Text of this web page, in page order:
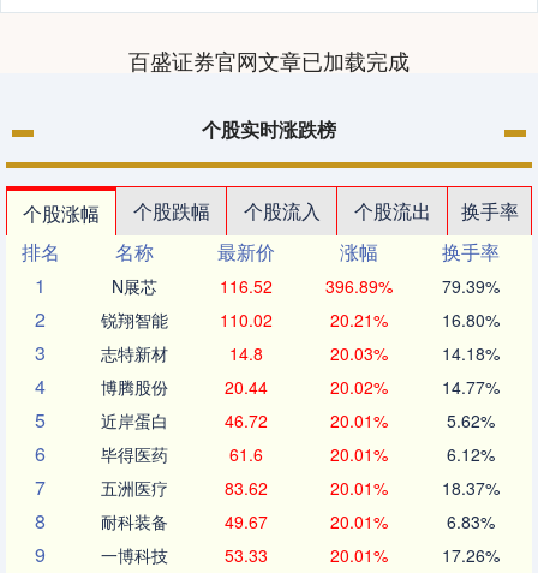
百盛证券官网文章已加载完成
个股实时涨跌榜
个股涨幅 个股跌幅 个股流入 个股流出
换手率
排名
名称 最新价 涨幅
换手率
1
N展芯 116.52 396.89% 79.39%
2 锐翔智能 110.02 20.21% 16.80%
3 志特新材 14.8 20.03% 14.18%
4 博腾股份 20.44 20.02% 14.77%
5 近岸蛋白 46.72 20.01% 5.62%
6 毕得医药 61.6 20.01% 6.12%
7 五洲医疗 83.62 20.01% 18.37%
8 耐科装备 49.67 20.01% 6.83%
9 一博科技 53.33 20.01% 17.26%